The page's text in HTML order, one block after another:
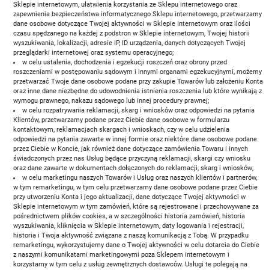
Sklepie internetowym, ułatwienia korzystania ze Sklepu internetowego oraz
zapewnienia bezpieczeństwa informatycznego Sklepu internetowego, przetwarzamy
dane osobowe dotyczące Twojej aktywności w Sklepie Internetowym oraz ilości
czasu spędzanego na każdej z podstron w Sklepie internetowym, Twojej historii
wyszukiwania, lokalizacji, adresie IP, ID urządzenia, danych dotyczących Twojej
przeglądarki internetowej oraz systemu operacyjnego;
w celu ustalenia, dochodzenia i egzekucji roszczeń oraz obrony przed
roszczeniami w postępowaniu sądowym i innymi organami egzekucyjnymi, możemy
przetwarzać Twoje dane osobowe podane przy zakupie Towarów lub założeniu Konta
oraz inne dane niezbędne do udowodnienia istnienia roszczenia lub które wynikają z
wymogu prawnego, nakazu sądowego lub innej procedury prawnej;
w celu rozpatrywania reklamacji, skarg i wniosków oraz odpowiedzi na pytania
Klientów, przetwarzamy podane przez Ciebie dane osobowe w formularzu
kontaktowym, reklamacjach skargach i wnioskach, czy w celu udzielenia
odpowiedzi na pytania zawarte w innej formie oraz niektóre dane osobowe podane
przez Ciebie w Koncie, jak również dane dotyczące zamówienia Towaru i innych
świadczonych przez nas Usług będące przyczyną reklamacji, skargi czy wniosku
oraz dane zawarte w dokumentach dołączonych do reklamacji, skarg i wniosków;
w celu marketingu naszych Towarów i Usług oraz naszych klientów i partnerów,
w tym remarketingu, w tym celu przetwarzamy dane osobowe podane przez Ciebie
przy utworzeniu Konta i jego aktualizacji, dane dotyczące Twojej aktywności w
Sklepie internetowym w tym zamówień, które są rejestrowane i przechowywane za
pośrednictwem plików cookies, a w szczególności historia zamówień, historia
wyszukiwania, kliknięcia w Sklepie internetowym, daty logowania i rejestracji,
historia i Twoja aktywność związana z naszą komunikacją z Tobą. W przypadku
remarketingu, wykorzystujemy dane o Twojej aktywności w celu dotarcia do Ciebie
z naszymi komunikatami marketingowymi poza Sklepem internetowym i
korzystamy w tym celu z usług zewnętrznych dostawców. Usługi te polegają na